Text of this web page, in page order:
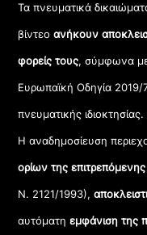
Τα πνευματικά
βίντεοανήκουν
φορείς τους, σύμφωνα
Ευρωπαϊκή Οδηγία 2019/
πνευματικής ιδιοκτησίας.
Η αναδημοσίευση
ορίων της
Ν. 2121/1993),
αυτόματηεμφάνιση της